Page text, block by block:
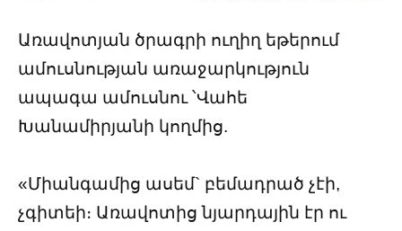
Առավոտյան ծրագրի ուղիղ եթերում
ամուսնության առաջարկություն
ապագա ամուսնու ՝Վահե
Խանամիրյանի կողմից.
«Միանգամից ասեմ` բեմադրած չէի,
չգիտեի։ Առավոտից նյարդային էր ու